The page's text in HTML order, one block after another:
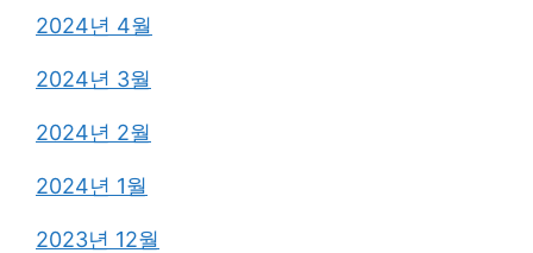
2024년 4월
2024년 3월
2024년 2월
2024년 1월
2023년 12월